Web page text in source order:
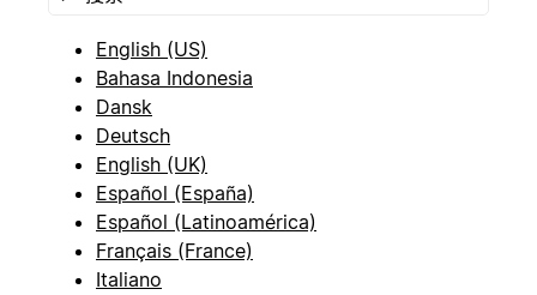
English (US)
Bahasa Indonesia
Dansk
Deutsch
English (UK)
Español (España)
Español (Latinoamérica)
Français (France)
Italiano